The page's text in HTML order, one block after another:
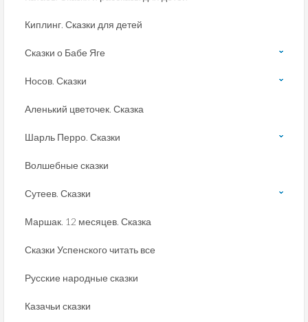
Киплинг. Сказки для детей
Сказки о Бабе Яге
Носов. Сказки
Аленький цветочек. Сказка
Шарль Перро. Сказки
Волшебные сказки
Сутеев. Сказки
Маршак. 12 месяцев. Сказка
Сказки Успенского читать все
Русские народные сказки
Казачьи сказки